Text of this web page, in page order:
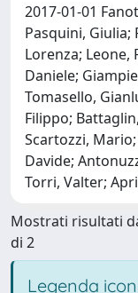
2017-01-01
Pasquini, Giulia;
Lorenza; Leone,
Daniele;
Tomasello,
Filippo;
Scartozzi,
Davide;
Torri, Valter;
Mostrati risultati
di 2
Legenda